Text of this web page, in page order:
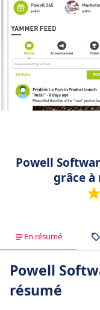
Powell
grâce
En résumé
Powell
résumé